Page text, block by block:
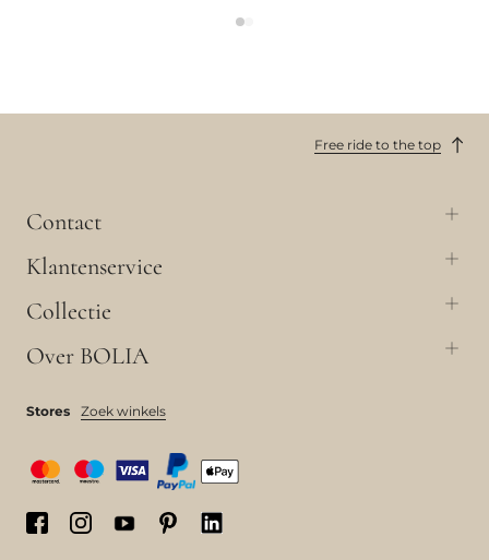
Free ride to the top
Contact
Klantenservice
Collectie
Over BOLIA
Stores Zoek winkels